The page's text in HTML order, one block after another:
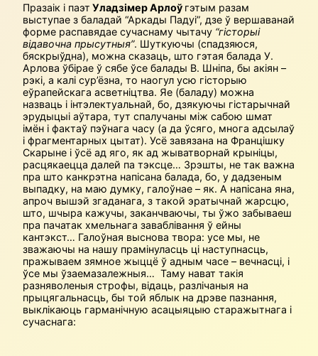
Празаік і паэт Уладзімер Арлоў гэтым разам
выступае з баладай “Аркады Падуі”, дзе ў вершаванай
форме распавядае сучаснаму чытачу “гісторыі
відавочна прысутныя”. Шуткуючы (спадзяюся,
бяскрыўдна), можна сказаць, што гэтая балада У.
Арлова ўбірае ў сябе ўсе балады В. Шніпа, бы акіян –
рэкі, а калі сур’ёзна, то наогул усю гісторыю
еўрапейскага асветніцтва. Яе (баладу) можна
назваць і інтэлектуальнай, бо, дзякуючы гістарычнай
эрудыцыі аўтара, тут спалучаны між сабою шмат
імён і фактаў пэўнага часу (а да ўсяго, многа адсылаў
і фрагментарных цытат). Усё завязана на Францішку
Скарыне і ўсё ад яго, як ад жыватворнай крыніцы,
расцякаецца далей па тэксце… Зрэшты, не так важна
пра што канкрэтна напісана балада, бо, у дадзеным
выпадку, на маю думку, галоўнае – як. А напісана яна,
апроч вышэй згаданага, з такой эратычнай жарсцю,
што, шчыра кажучы, заканчваючы, ты ўжо забываеш
пра пачатак хмельнага заваблівання ў ейны
кантэкст… Галоўная выснова твора: усе мы, не
зважаючы на нашу прамінуласць ці наступнасць,
пражываем зямное жыццё ў адным часе – вечнасці, і
ўсе мы ўзаемазалежныя… Таму нават такія
разняволеныя строфы, відаць, разлічаныя на
прыцягальнасць, бы той яблык на дрэве пазнання,
выклікаюць гарманічную асацыяцыю старажытнага і
сучаснага: